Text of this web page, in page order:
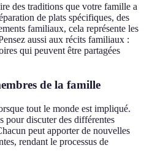
des traditions que votre famille a
de plats spécifiques, des
familiaux, cela représente les
aussi aux récits familiaux :
qui peuvent être partagées
de la famille
tout le monde est impliqué.
pour discuter des différentes
peut apporter de nouvelles
rendant le processus de